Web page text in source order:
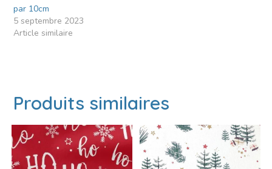
par 10cm
5 septembre 2023
Article similaire
Produits similaires